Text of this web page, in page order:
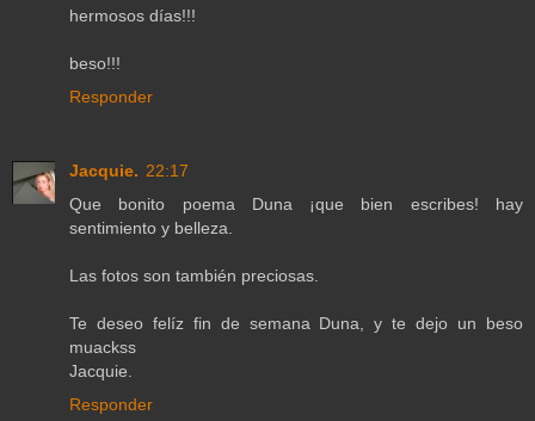
hermosos días!!!
beso!!!
Responder
Jacquie. 22:17
Que bonito poema Duna ¡que bien escribes! hay
sentimiento y belleza.
Las fotos son también preciosas.
Te deseo felíz fin de semana Duna, y te dejo un beso
muackss
Jacquie.
Responder